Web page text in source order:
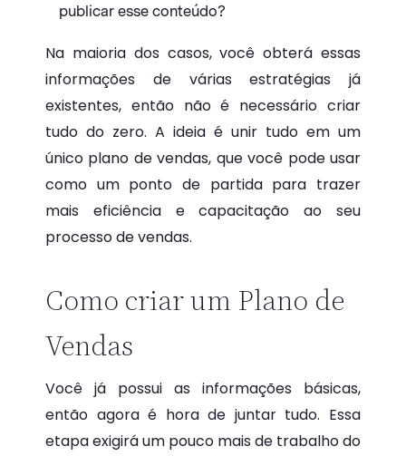
publicar esse conteúdo?
Na maioria dos casos, você obterá essas
informações de várias estratégias já
existentes, então não é necessário criar
tudo do zero. A ideia é unir tudo em um
único plano de vendas, que você pode usar
como um ponto de partida para trazer
mais eficiência e capacitação ao seu
processo de vendas.
Como criar um Plano de
Vendas
Você já possui as informações básicas,
então agora é hora de juntar tudo. Essa
etapa exigirá um pouco mais de trabalho do